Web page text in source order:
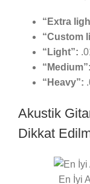
“Extra
“Custom
“Light”:
“Medium”:
“Heavy”:
Akustik
Dikkat
En İyi